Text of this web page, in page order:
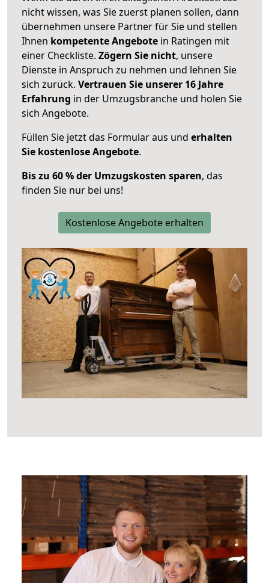
nicht wissen, was Sie zuerst planen sollen, dann
übernehmen unsere Partner für Sie und stellen
Ihnen kompetente Angebote in Ratingen mit
einer Checkliste. Zögern Sie nicht, unsere
Dienste in Anspruch zu nehmen und lehnen Sie
sich zurück. Vertrauen Sie unserer 16 Jahre
Erfahrung in der Umzugsbranche und holen Sie
sich Angebote.
Füllen Sie jetzt das Formular aus und erhalten
Sie kostenlose Angebote.
Bis zu 60 % der Umzugskosten sparen, das
finden Sie nur bei uns!
Kostenlose Angebote erhalten